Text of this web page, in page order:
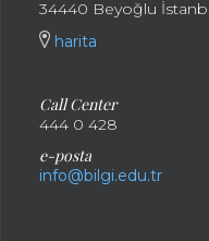
34440 Beyoğlu
harita
Call Center
444 0 428
e-posta
info@bilgi.edu.tr